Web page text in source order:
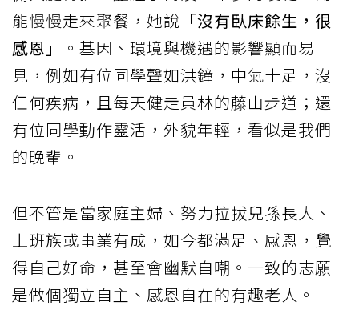
能慢慢走來聚餐，她說 「沒有臥床餘生，很
感恩」
。基因、環境與機遇的影響顯而易
見，例如有位同學聲如洪鐘，中氣十足，沒
任何疾病，且每天健走員林的藤山步道；還
有位同學動作靈活，外貌年輕，看似是我們
的晚輩。
但不管是當家庭主婦、努力拉拔兒孫長大、
上班族或事業有成，如今都滿足、感恩，覺
得自己好命，甚至會幽默自嘲。一致的志願
是做個獨立自主、感恩自在的有趣老人。